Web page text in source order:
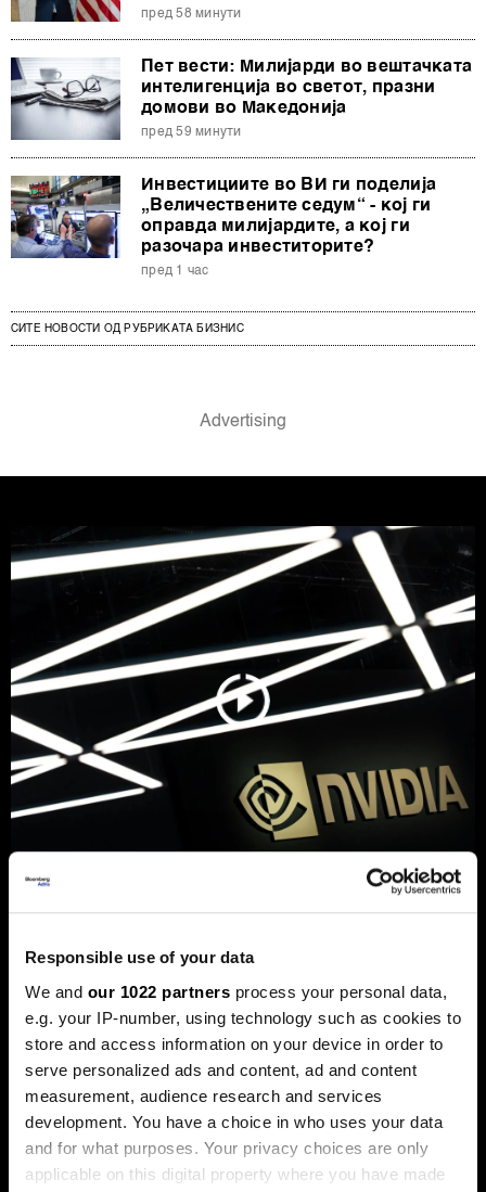
Responsible use of your data
We and our 1022 partners process your personal data,
e.g. your IP-number, using technology such as cookies to
store and access information on your device in order to
serve personalized ads and content, ad and content
measurement, audience research and services
development. You have a choice in who uses your data
and for what purposes. Your privacy choices are only
applicable on this digital property where you have made
пред 58 минути
Пет вести: Милијарди во вештачката
интелигенција во светот, празни
домови во Македонија
пред 59 минути
Инвестициите во ВИ ги поделија
„Величествените седум“ - кој ги
оправда милијардите, а кој ги
разочара инвеститорите?
пред 1 час
СИТЕ НОВОСТИ ОД РУБРИКАТА БИЗНИС
„Енвидија“ купи стартап основан
Јосифовски и Словенецот Јуре
Лесковец
„Кумо АИ“ развива модели наменети за
предвидување деловни настани.